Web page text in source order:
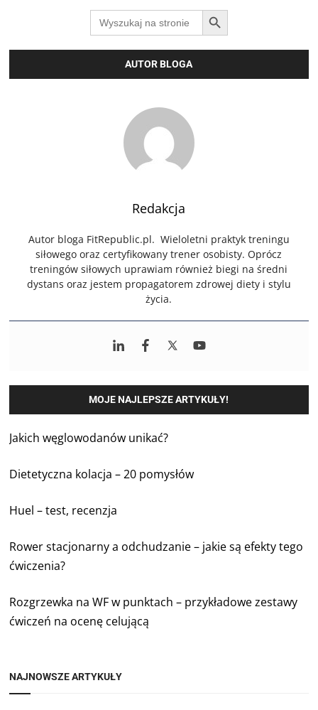
Search
for:
SEARCH BUTTON
AUTOR BLOGA
Redakcja
Autor bloga FitRepublic.pl. Wieloletni praktyk treningu
siłowego oraz certyfikowany trener osobisty. Oprócz
treningów siłowych uprawiam również biegi na średni
dystans oraz jestem propagatorem zdrowej diety i stylu
życia.
MOJE NAJLEPSZE ARTYKUŁY!
Jakich węglowodanów unikać?
Dietetyczna kolacja – 20 pomysłów
Huel – test, recenzja
Rower stacjonarny a odchudzanie – jakie są efekty tego
ćwiczenia?
Rozgrzewka na WF w punktach – przykładowe zestawy
ćwiczeń na ocenę celującą
NAJNOWSZE ARTYKUŁY